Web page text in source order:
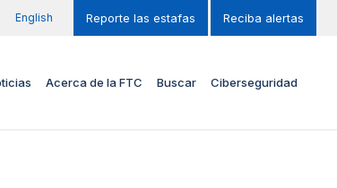
English Reporte las estafas Reciba alertas
Acerca de la FTC Buscar Ciberseguridad